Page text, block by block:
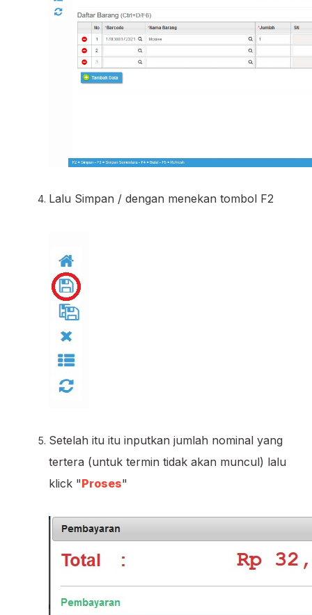
Lalu Simpan / dengan menekan tombol F2
Setelah itu itu inputkan jumlah nominal yang
tertera (untuk termin tidak akan muncul) lalu
klick "Proses"